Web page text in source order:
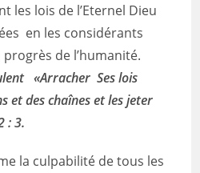
les lois de l’Eternel Dieu
en les considérants
de l’humanité.
«Arracher Ses lois
et des chaînes et les jeter
: 3.
la culpabilité de tous les